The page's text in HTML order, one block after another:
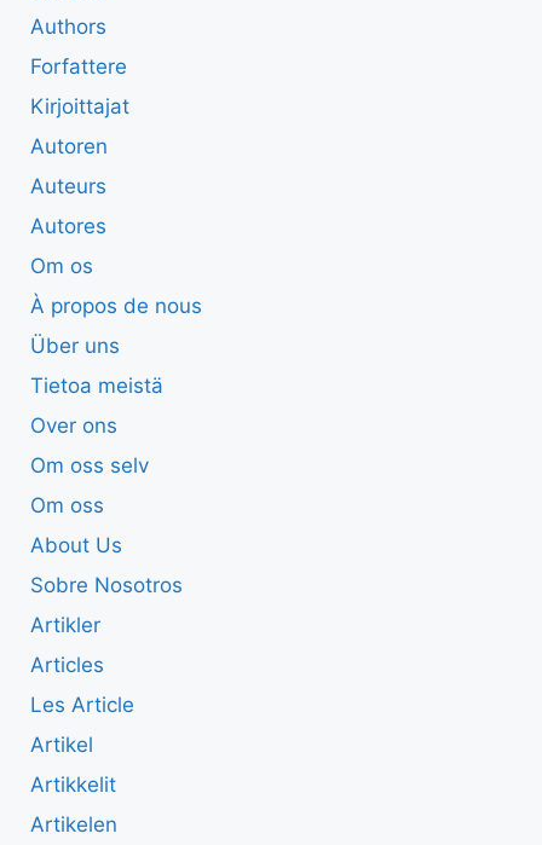
Authors
Forfattere
Kirjoittajat
Autoren
Auteurs
Autores
Om os
À propos de nous
Über uns
Tietoa meistä
Over ons
Om oss selv
Om oss
About Us
Sobre Nosotros
Artikler
Articles
Les Article
Artikel
Artikkelit
Artikelen